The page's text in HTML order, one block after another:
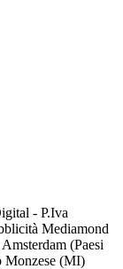
- P.Iva
Mediamond
(Paesi
Monzese (MI)